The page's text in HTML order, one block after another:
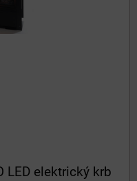
LED elektrický krb